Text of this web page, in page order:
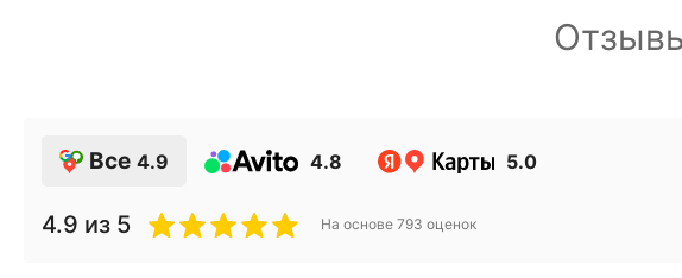
Все 4.9 4.8 5.0
4.9 из 5 На основе 793 оценок